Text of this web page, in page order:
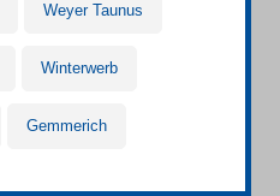
Weyer Taunus
Winterwerb
Gemmerich